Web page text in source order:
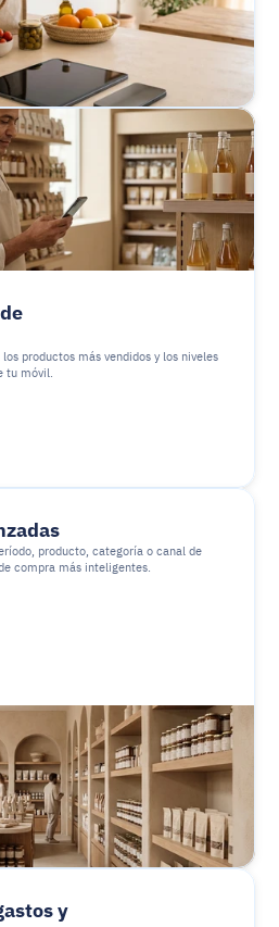
productos más vendidos y los niveles
tu móvil.
producto, categoría o canal de
compra más inteligentes.
y